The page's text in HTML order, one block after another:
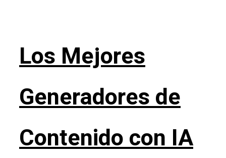
Los Mejores
Generadores de
Contenido con IA